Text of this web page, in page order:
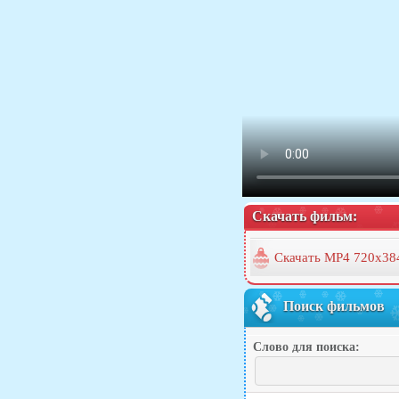
Скачать фильм:
Скачать MP4
Поиск фильмов
Слово для поиска: